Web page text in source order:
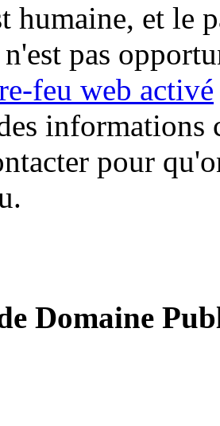
humaine, et le
pas
feu web activé
informations
pour
Domaine